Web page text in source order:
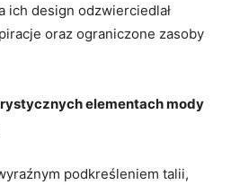
ich design odzwierciedlał
oraz ograniczone zasoby
elementach mody
podkreśleniem talii,